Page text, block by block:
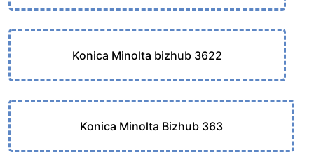
Konica Minolta bizhub 3622
Konica Minolta Bizhub 363